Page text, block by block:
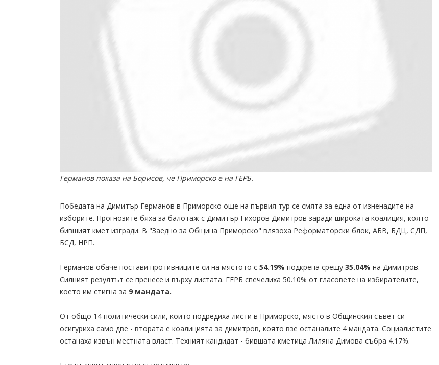
Германов показа на Борисов, че Приморско е на ГЕРБ.
Победата на Димитър Германов в Приморско още на първия тур се смята за една от изненадите на
изборите. Прогнозите бяха за балотаж с Димитър Гихоров Димитров заради широката коалиция, която
бившият кмет изгради. В "Заедно за Община Приморско" влязоха Реформаторски блок, АБВ, БДЦ, СДП,
БСД, НРП.
Германов обаче постави противниците си на мястото с 54.19% подкрепа срещу 35.04% на Димитров.
Силният резултът се пренесе и върху листата. ГЕРБ спечелиха 50.10% от гласовете на избирателите,
което им стигна за 9 мандата.
От общо 14 политически сили, които подредиха листи в Приморско, място в Общинския съвет си
осигуриха само две - втората е коалицията за димитров, която взе останалите 4 мандата. Социалистите
останаха извън местната власт. Техният кандидат - бившата кметица Лиляна Димова събра 4.17%.